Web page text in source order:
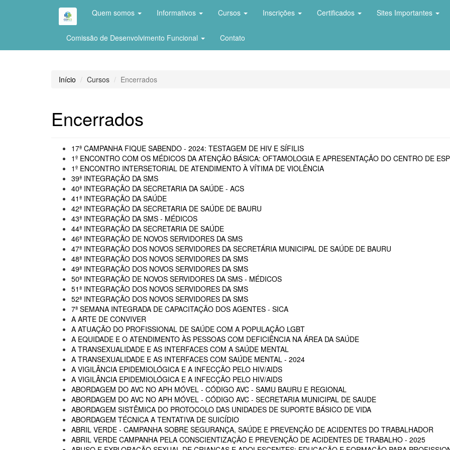
Quem somos Informativos Cursos Inscrições Certificados Sites Importantes
Comissão de Desenvolvimento Funcional Contato
Início Cursos Encerrados
Encerrados
17ª CAMPANHA FIQUE SABENDO - 2024: TESTAGEM DE HIV E SÍFILIS
1º ENCONTRO COM OS MÉDICOS DA ATENÇÃO BÁSICA: OFTAMOLOGIA E APRESENTAÇÃO DO CENTRO DE
1º ENCONTRO INTERSETORIAL DE ATENDIMENTO À VÍTIMA DE VIOLÊNCIA
39ª INTEGRAÇÃO DA SMS
40ª INTEGRAÇÃO DA SECRETARIA DA SAÚDE - ACS
41ª INTEGRAÇÃO DA SAÚDE
42ª INTEGRAÇÃO DA SECRETARIA DE SAÚDE DE BAURU
43ª INTEGRAÇÃO DA SMS - MÉDICOS
44ª INTEGRAÇÃO DA SECRETARIA DE SAÚDE
46ª INTEGRAÇÃO DE NOVOS SERVIDORES DA SMS
47ª INTEGRAÇÃO DOS NOVOS SERVIDORES DA SECRETÁRIA MUNICIPAL DE SAÚDE DE BAURU
48ª INTEGRAÇÃO DOS NOVOS SERVIDORES DA SMS
49ª INTEGRAÇÃO DOS NOVOS SERVIDORES DA SMS
50ª INTEGRAÇÃO DE NOVOS SERVIDORES DA SMS - MÉDICOS
51ª INTEGRAÇÃO DOS NOVOS SERVIDORES DA SMS
52ª INTEGRAÇÃO DOS NOVOS SERVIDORES DA SMS
7ª SEMANA INTEGRADA DE CAPACITAÇÃO DOS AGENTES - SICA
A ARTE DE CONVIVER
A ATUAÇÃO DO PROFISSIONAL DE SAÚDE COM A POPULAÇÃO LGBT
A EQUIDADE E O ATENDIMENTO ÀS PESSOAS COM DEFICIÊNCIA NA ÁREA DA SAÚDE
A TRANSEXUALIDADE E AS INTERFACES COM A SAÚDE MENTAL
A TRANSEXUALIDADE E AS INTERFACES COM SAÚDE MENTAL - 2024
A VIGILÂNCIA EPIDEMIOLÓGICA E A INFECÇÃO PELO HIV/AIDS
A VIGILÂNCIA EPIDEMIOLÓGICA E A INFECÇÃO PELO HIV/AIDS
ABORDAGEM DO AVC NO APH MÓVEL - CÓDIGO AVC - SAMU BAURU E REGIONAL
ABORDAGEM DO AVC NO APH MÓVEL - CÓDIGO AVC - SECRETARIA MUNICIPAL DE SAUDE
ABORDAGEM SISTÊMICA DO PROTOCOLO DAS UNIDADES DE SUPORTE BÁSICO DE VIDA
ABORDAGEM TÉCNICA A TENTATIVA DE SUICÍDIO
ABRIL VERDE - CAMPANHA SOBRE SEGURANÇA, SAÚDE E PREVENÇÃO DE ACIDENTES DO TRABALHADOR
ABRIL VERDE CAMPANHA PELA CONSCIENTIZAÇÃO E PREVENÇÃO DE ACIDENTES DE TRABALHO - 2025